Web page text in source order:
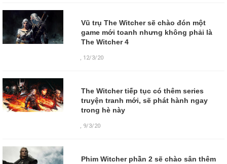
Vũ trụ The Witcher sẽ chào đón một
game mới toanh nhưng không phải là
The Witcher 4
, 12/3/20
The Witcher tiếp tục có thêm series
truyện tranh mới, sẽ phát hành ngay
trong hè này
, 9/3/20
Phim Witcher phần 2 sẽ chào sân thêm